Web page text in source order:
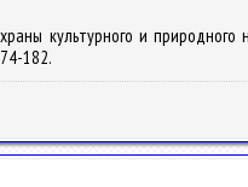
культурного и
182.